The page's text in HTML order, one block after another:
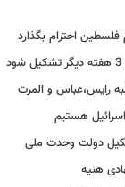
فلسطین احترام بگذارد
رایس،عباس و المرت
هستیم
دولت وحدت ملی
هنیه